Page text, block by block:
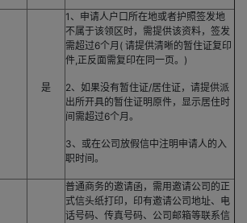
是
1、申请人户口所在地或者护照签发地
不属于该领区时，需提供该资料，签发
需超过6个月( 请提供清晰的暂住证复印
件,正反面需复印在同一页。)
2、如果没有暂住证/居住证，请提供派
出所开具的暂住证明原件，显示居住时
间需超过6个月。
3、或在公司放假信中注明申请人的入
职时间。
普通商务的邀请函，需用邀请公司的正
式信头纸打印，印有邀请公司地址、电
话号码、传真号码、公司邮箱等联系信